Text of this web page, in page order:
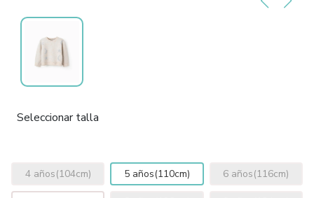
Seleccionar talla
4 años(104cm) 5 años(110cm) 6 años(116cm)